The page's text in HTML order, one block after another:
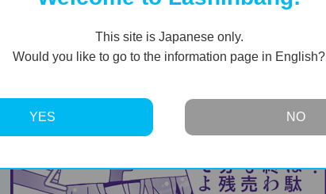
This site is Japanese only.
Would you like to go to the information page in English?
YES NO